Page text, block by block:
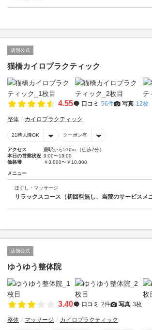
店舗公式
猫橋カイロプラクティック
4.55 口コミ 56件 写真 12枚
整体 カイロプラクティック
21時以降OK クーポン有
アクセス
蕨駅から510m （徒歩7分）
本日の営業状況 9:00〜18:00
価格帯
￥3,000〜￥10,000
メニュー
ほぐし・マッサージ
リラックスコース（初回料無し、当院のサービスメ
店舗公式
ゆうゆう整体院
3.40 口コミ 2件 写真 3枚
整体 マッサージ カイロプラクティック